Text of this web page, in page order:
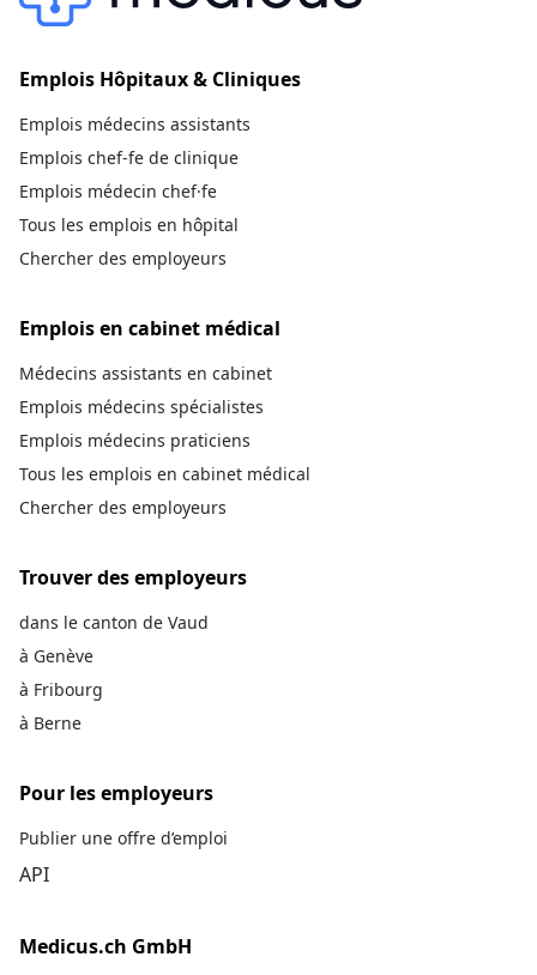
Emplois Hôpitaux & Cliniques
Emplois médecins assistants
Emplois chef-fe de clinique
Emplois médecin chef·fe
Tous les emplois en hôpital
Chercher des employeurs
Emplois en cabinet médical
Médecins assistants en cabinet
Emplois médecins spécialistes
Emplois médecins praticiens
Tous les emplois en cabinet médical
Chercher des employeurs
Trouver des employeurs
dans le canton de Vaud
à Genève
à Fribourg
à Berne
Pour les employeurs
Publier une offre d’emploi
API
Medicus.ch GmbH